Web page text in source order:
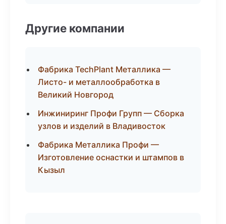
Другие компании
Фабрика TechPlant Металлика —
Листо- и металлообработка в
Великий Новгород
Инжиниринг Профи Групп — Сборка
узлов и изделий в Владивосток
Фабрика Металлика Профи —
Изготовление оснастки и штампов в
Кызыл